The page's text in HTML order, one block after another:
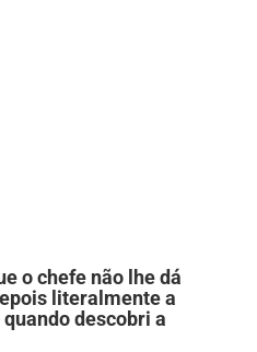
o chefe não lhe dá
literalmente a
descobri a